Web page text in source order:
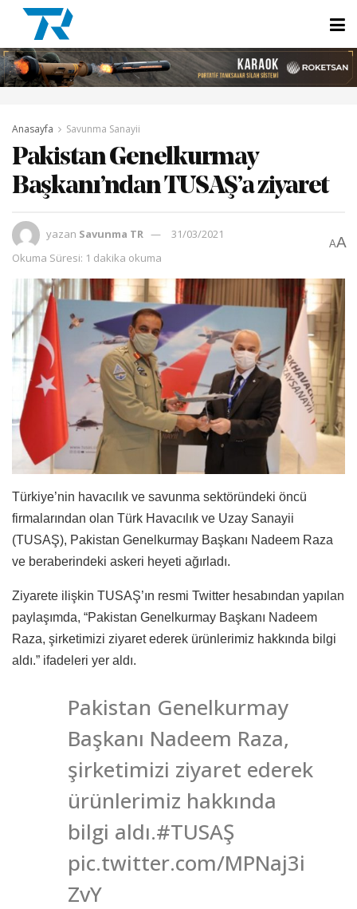
Anasayfa Savunma Sanayii
Pakistan Genelkurmay
Başkanı’ndan TUSAŞ’a ziyaret
yazan Savunma TR
31/03/2021
Okuma Süresi: 1 dakika okuma
AA
Türkiye’nin havacılık ve savunma sektöründeki öncü
firmalarından olan Türk Havacılık ve Uzay Sanayii
(TUSAŞ), Pakistan Genelkurmay Başkanı Nadeem Raza
ve beraberindeki askeri heyeti ağırladı.
Ziyarete ilişkin TUSAŞ’ın resmi Twitter hesabından yapılan
paylaşımda, “Pakistan Genelkurmay Başkanı Nadeem
Raza, şirketimizi ziyaret ederek ürünlerimiz hakkında bilgi
aldı.” ifadeleri yer aldı.
Pakistan Genelkurmay
Başkanı Nadeem Raza,
şirketimizi ziyaret ederek
ürünlerimiz hakkında
bilgi aldı.#TUSAŞ
pic.twitter.com/MPNaj3i
ZvY